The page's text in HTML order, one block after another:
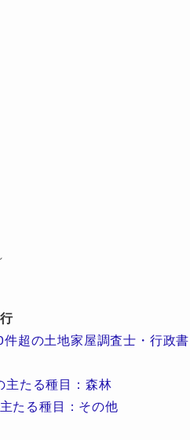
超の土地家屋調査士・行政書
たる種目：森林
たる種目：その他